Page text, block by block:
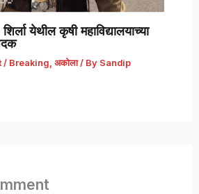
येथील कृषी महाविद्यालयाच्या
/ Breaking अकोला/ By Sandip